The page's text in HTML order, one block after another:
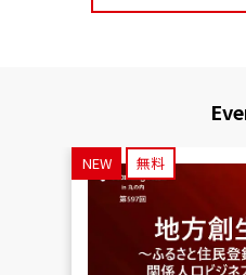
NEW 無料